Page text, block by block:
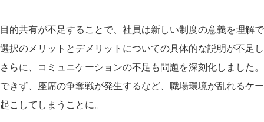
目的共有が不足することで、社員は新しい制度の意義を理解
選択のメリットとデメリットについての具体的な説明が不足
さらに、コミュニケーションの不足も問題を深刻化しました
できず、座席の争奪戦が発生するなど、職場環境が乱れるケ
起こしてしまうことに。